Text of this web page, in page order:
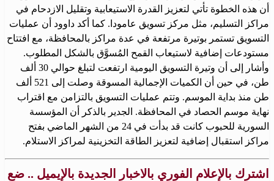
أن هذه الخطوة تأتي لتعزيز القدرة الاستيعابية وتقليل الازدحام في
مراكز التسليم، مثل مركز تسويق عامودا. كما أكد داوود أن عمليات
التسويق تستمر بوتيرة مرتفعة في عدة مراكز بالمحافظة، مع افتتاح
مستودعات إضافية لاستيعاب القمح المُسوَّق بالشكل المطلوب.
وأشار إلى أن وتيرة التسويق اليومية ارتفعت لتبلغ حوالي 30 ألف
طن، في حين أن الكميات الإجمالية المسوقة وصلت إلى 521 ألف
طن منذ بداية الموسم. وتتم عمليات التسويق بالتزامن مع اقتراب
نهاية موسم الحصاد في المحافظة. الجدير بالذكر أن المؤسسة
السورية للحبوب كانت قد بدأت في 24 من الشهر الماضي بفتح
مراكز استقبال إضافية لتعزيز الطاقة التخزينية لمراكز الاستلام.
اشترك بالإعلام الفوري بالاخبار الجديدة بالإيميل .. ضع